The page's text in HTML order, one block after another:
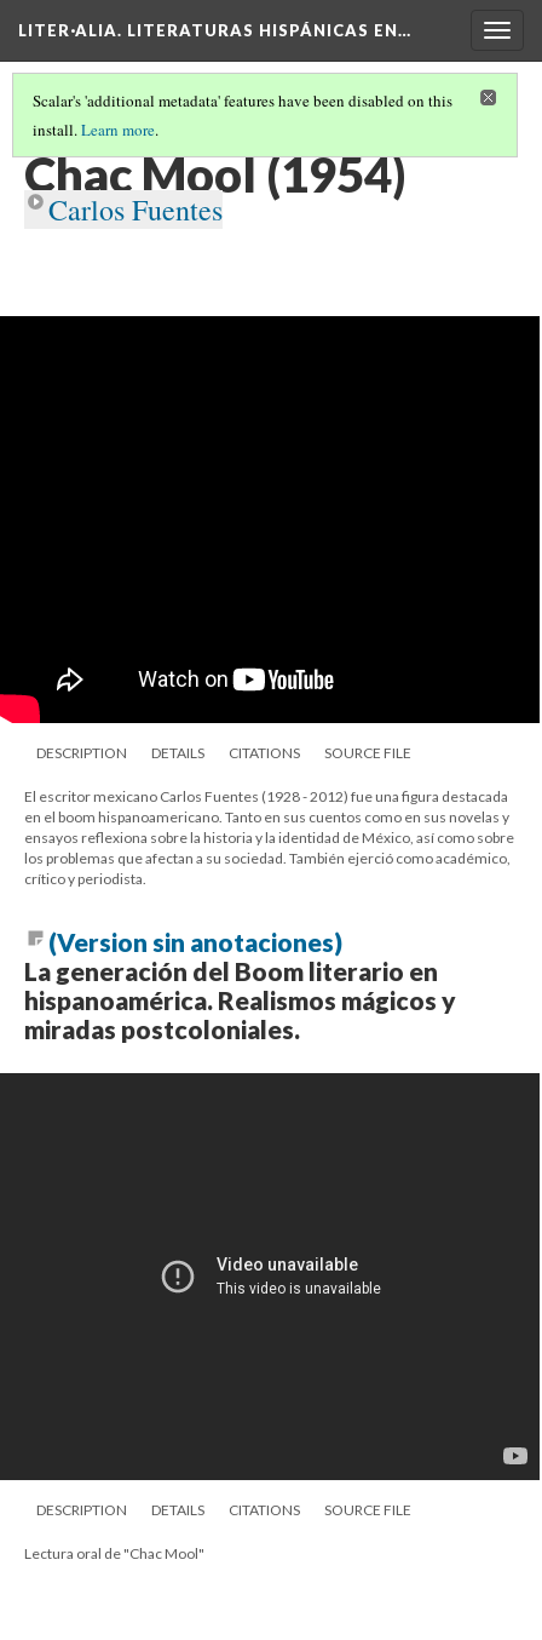
LITER·ALIA. LITERATURAS HISPÁNICAS EN…
Scalar's 'additional metadata' features have been disabled on this
install.Learn more.
CRONOLOGÍA DE TEXTOS LITERARIOS HISPÁNICOS
Chac Mool (1954)
Carlos Fuentes
DESCRIPTION DETAILS CITATIONS SOURCE FILE
El escritor mexicano Carlos Fuentes (1928 - 2012) fue una figura destacada
en el boom hispanoamericano. Tanto en sus cuentos como en sus novelas y
ensayos reflexiona sobre la historia y la identidad de México, así como sobre
los problemas que afectan a su sociedad. También ejerció como académico,
crítico y periodista.
(Version sin anotaciones)
La generación del Boom literario en
hispanoamérica. Realismos mágicos y
miradas postcoloniales.
DESCRIPTION DETAILS CITATIONS SOURCE FILE
Lectura oral de "Chac Mool"